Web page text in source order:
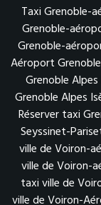
Taxi Grenoble-
Grenoble-
Grenoble-
Aéroport
Grenoble Alpes
Grenoble Alpes
Réserver taxi
Seyssinet-
ville de Voiron-
ville de Voiron-
taxi ville de
ville de Voiron-